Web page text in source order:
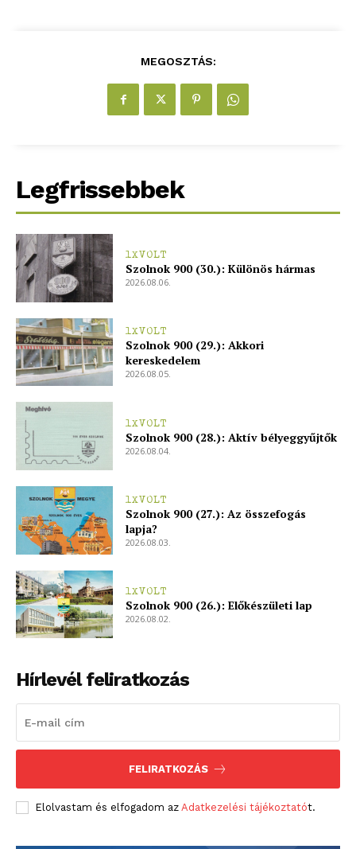
MEGOSZTÁS:
Legfrissebbek
1XVOLT
Szolnok 900 (30.): Különös hármas
2026.08.06.
1XVOLT
Szolnok 900 (29.): Akkori
kereskedelem
2026.08.05.
1XVOLT
Szolnok 900 (28.): Aktív bélyeggyűjtők
2026.08.04.
1XVOLT
Szolnok 900 (27.): Az összefogás
lapja?
2026.08.03.
1XVOLT
Szolnok 900 (26.): Előkészületi lap
2026.08.02.
Hírlevél feliratkozás
FELIRATKOZÁS
Elolvastam és elfogadom az Adatkezelési tájékoztatót.